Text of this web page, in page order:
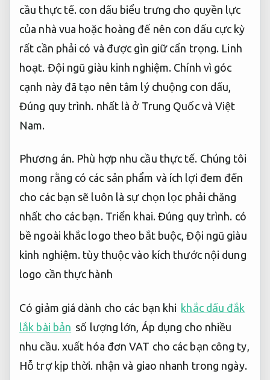
cầu thực tế. con dấu biểu trưng cho quyền lực
của nhà vua hoặc hoàng đế nên con dấu cực kỳ
rất cần phải có và được gìn giữ cẩn trọng. Linh
hoạt. Đội ngũ giàu kinh nghiệm. Chính vì góc
cạnh này đã tạo nên tâm lý chuộng con dấu,
Đúng quy trình. nhất là ở Trung Quốc và Việt
Nam.
Phương án. Phù hợp nhu cầu thực tế. Chúng tôi
mong rằng có các sản phẩm và ích lợi đem đến
cho các bạn sẽ luôn là sự chọn lọc phải chăng
nhất cho các bạn. Triển khai. Đúng quy trình. có
bề ngoài khắc logo theo bắt buộc,Đội ngũ giàu
kinh nghiệm. tùy thuộc vào kích thước nội dung
logo cần thực hành
Có giảm giá dành cho các bạn khi khắc dấu đắk
lắk bài bản số lượng lớn, Áp dụng cho nhiều
nhu cầu. xuất hóa đơn VAT cho các bạn công ty,
Hỗ trợ kịp thời. nhận và giao nhanh trong ngày.